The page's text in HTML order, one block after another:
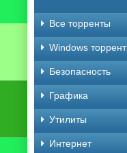
Все торренты
Windows торрент
Безопасность
Графика
Утилиты
Интернет